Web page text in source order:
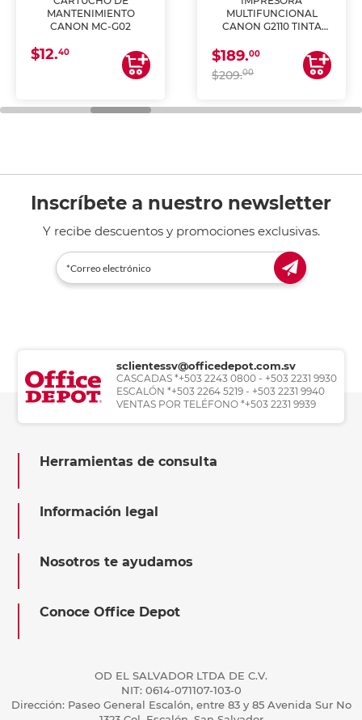
MANTENIMIENTO
CANON MC-G02
$12.40
MULTIFUNCIONAL
CANON G2110 TINTA
$189.00
$209.00
Inscríbete a nuestro newsletter
Y recibe descuentos y promociones exclusivas.
sclientessv@officedepot.com.sv
CASCADAS *+503 2243 0800 - +503 2231 9930
ESCALÓN *+503 2264 5219 - +503 2231 9940
VENTAS POR TELÉFONO *+503 2231 9939
Herramientas de consulta
Información legal
Nosotros te ayudamos
Conoce Office Depot
OD EL SALVADOR LTDA DE C.V.
NIT: 0614-071107-103-0
Dirección: Paseo General Escalón, entre 83 y 85 Avenida Sur No